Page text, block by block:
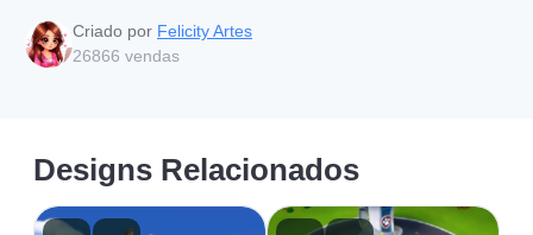
Criado por Felicity Artes
26866 vendas
Designs Relacionados